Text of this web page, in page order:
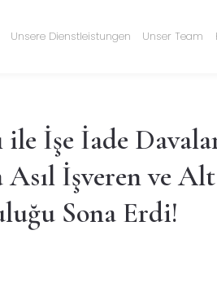
Unsere Dienstleistungen Unser Team
İşe İade
İşveren ve
Sona Erdi!